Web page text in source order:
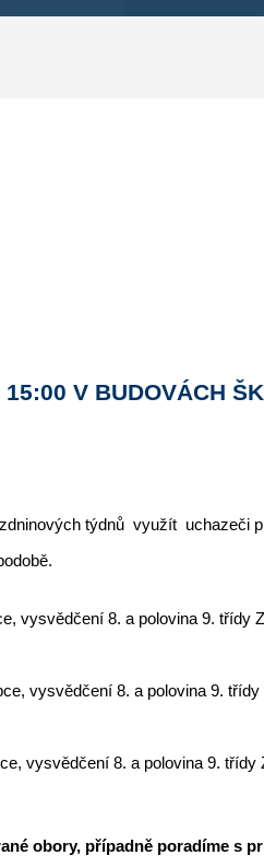
V BUDOVÁCH
týdnů využít uchazeči
vysvědčení 8. a polovina 9. třídy
vysvědčení 8. a polovina 9.
vysvědčení 8. a polovina 9. třídy
obory, případně poradíme s